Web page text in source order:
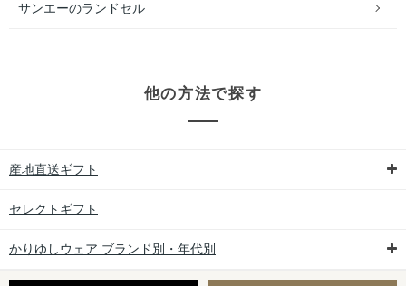
サンエーのランドセル
他の方法で探す
産地直送ギフト
セレクトギフト
かりゆしウェア ブランド別・年代別